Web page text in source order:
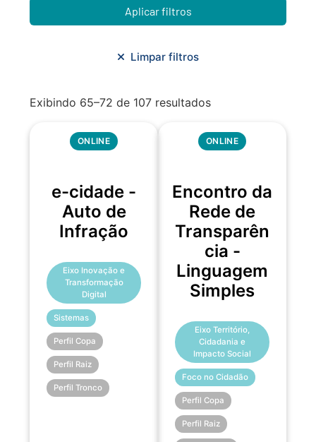
Metodologias Ágeis
Orçamento e Finanças
Planejamento Urbano/Mobilidade
Aplicar filtros
Limpar filtros
Exibindo 65–72 de 107 resultados
ONLINE
e-cidade -
Auto de
Infração
Eixo Inovação e
Transformação
Digital
Sistemas
Perfil Copa
Perfil Raiz
Perfil Tronco
ONLINE
Encontro da
Rede de
Transparên
cia -
Linguagem
Simples
Eixo Território,
Cidadania e
Impacto Social
Foco no Cidadão
Perfil Copa
Perfil Raiz